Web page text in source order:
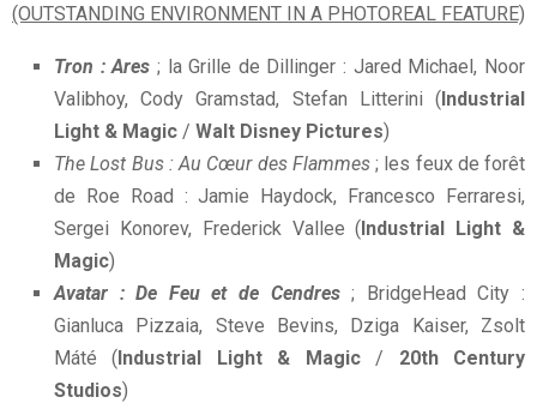
(OUTSTANDING ENVIRONMENT IN A PHOTOREAL FEATURE)
Tron : Ares ; la Grille de Dillinger : Jared Michael, Noor
Valibhoy, Cody Gramstad, Stefan Litterini (Industrial
Light & Magic / Walt Disney Pictures)
The Lost Bus : Au Cœur des Flammes; les feux de forêt
de Roe Road : Jamie Haydock, Francesco Ferraresi,
Sergei Konorev, Frederick Vallee (Industrial Light &
Magic)
Avatar : De Feu et de Cendres; BridgeHead City :
Gianluca Pizzaia, Steve Bevins, Dziga Kaiser, Zsolt
Máté (Industrial Light & Magic/ 20th Century
Studios)